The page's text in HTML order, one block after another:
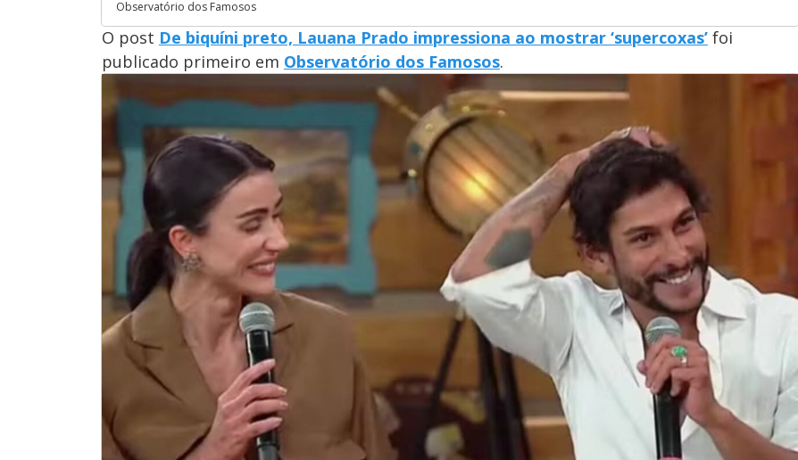
Observatório dos Famosos
O post De biquíni preto, Lauana Prado impressiona ao mostrar ‘supercoxas’ foi
publicado primeiro em Observatório dos Famosos.